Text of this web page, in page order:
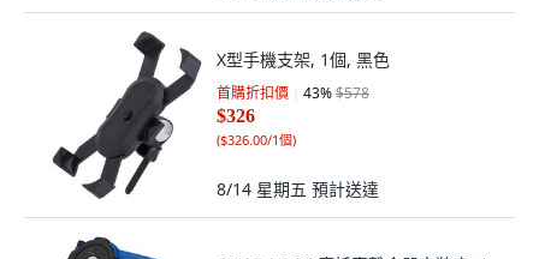
X型手機支架, 1個, 黑色
首購折扣價 43%$578
$326
($326.00/1個)
8/14 星期五 預計送達